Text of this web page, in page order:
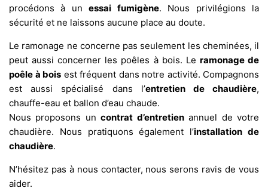
procédons à unessai fumigène. Nous privilégions la
sécurité et ne laissons aucune place au doute.
Le ramonage ne concerne pas seulement les cheminées, il
peut aussi concerner les poêles à bois. Le ramonage de
poêle à bois est fréquent dans notre activité. Compagnons
est aussi spécialisé dans l’entretien de chaudière,
chauffe-eau et ballon d’eau chaude.
Nous proposons uncontrat d’entretienannuel de votre
chaudière. Nous pratiquons également l’installation de
chaudière.
N’hésitez pas à nous contacter, nous serons ravis de vous
aider.